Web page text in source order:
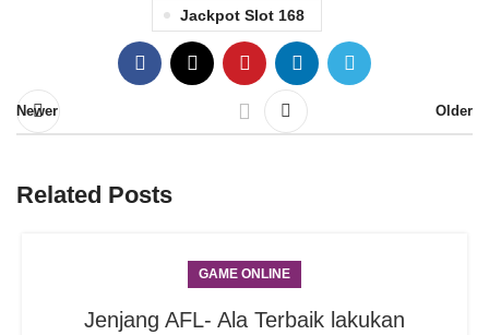
Jackpot Slot 168
Newer Older
Related Posts
GAME ONLINE
Jenjang AFL- Ala Terbaik lakukan